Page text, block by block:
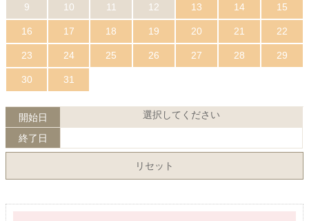
9 10 11 12 13 14 15
16 17 18 19 20 21 22
23 24 25 26 27 28 29
30 31
開始日 選択してください
終了日
リセット